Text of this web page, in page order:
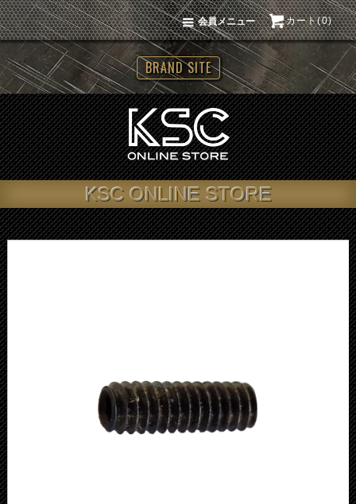
カート(0)
会員メニュー
BRAND SITE
KSC ONLINE STORE